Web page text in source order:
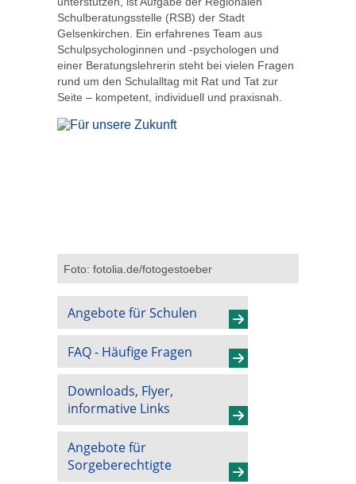
Schulberatungsstelle (RSB) der Stadt
Gelsenkirchen. Ein erfahrenes Team aus
Schulpsychologinnen und -psychologen und
einer Beratungslehrerin steht bei vielen Fragen
rund um den Schulalltag mit Rat und Tat zur
Seite – kompetent, individuell und praxisnah.
Foto: fotolia.de/fotogestoeber
Angebote für Schulen
FAQ - Häufige Fragen
Downloads, Flyer,
informative Links
Angebote für
Sorgeberechtigte